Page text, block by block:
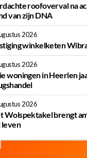
roofoverval na
van zijn DNA
2026
winkelketen
2026
woningen in Heerlen
2026
Wolspektakel brengt